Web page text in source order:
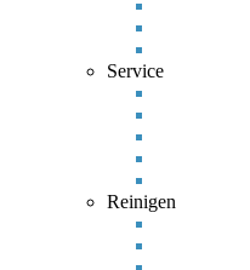
Service
Reinigen